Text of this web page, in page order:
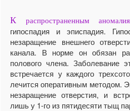
К распространенным
гипоспадия и эписпадия.
незаращение внешнего
канала. В норме он обязан
полового члена. Заболевание
встречается у каждого
лечится оперативным методом.
незаращение отверстия, и
лишь у 1-го из пятидесяти тыщ